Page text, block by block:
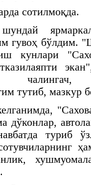
сотилмоқда.
гувоҳ бўлдим.
кунлари
чалингач,
тутиб, мазкур
дўконлар,
туриб